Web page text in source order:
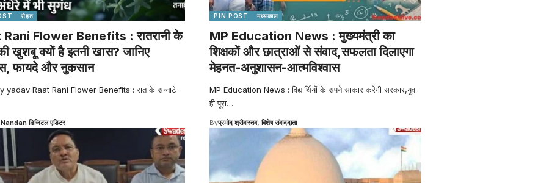
सेहत
Rani Flower Benefits : रातरानी के
खुशबू क्यों है इतनी खास? जानिए
फायदे और नुकसान
yadav Raat Rani Flower Benefits : रात के सन्नाटे
डिजिटल एडिटर
PIN POST मध्यकाल
MP Education News : मुख्यमंत्री का
शिक्षकों और छात्राओं से संवाद,सफलता दिलाएगा
मेहनत-अनुशासन-आत्मविश्वास
MP Education News : विद्यार्थियों के सपने साकार करेगी सरकार,युवा
ही पूरा…
Byप्रमोद श्रीवास्तव, विशेष संवाददाता